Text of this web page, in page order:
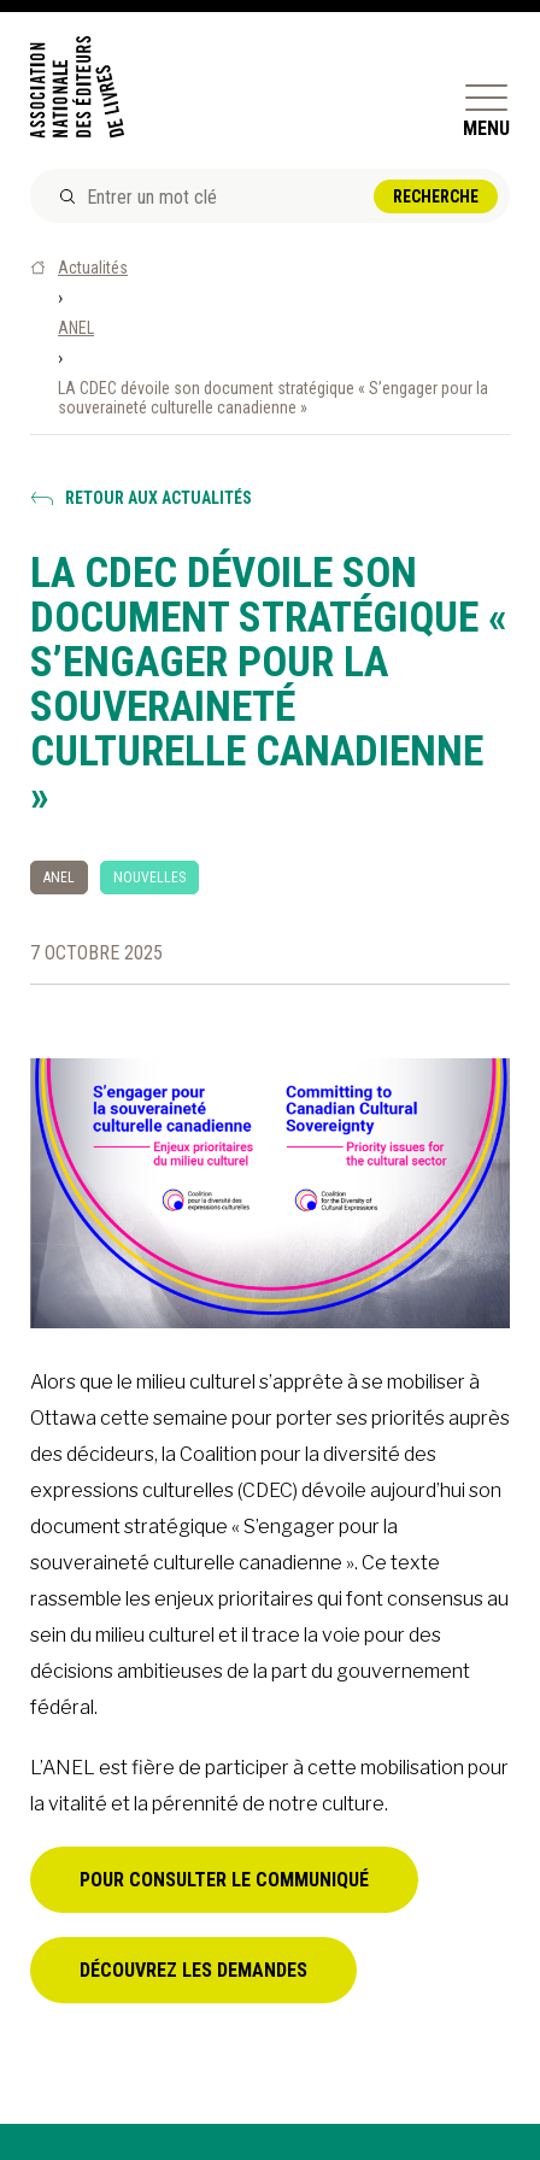
MENU
DOSSIERS ET ENJEUX
ÊTRE ÉDITEUR·TRICE
PERFECTIONNEMENT
ET SERVICES AUX MEMBRES
À LA POINTE DE LA PROFESSION
À PROPOS DEVENIR MEMBRE
Actualités
›
ANEL
›
LA CDEC dévoile son document stratégique « S’engager pour la
souveraineté culturelle canadienne »
RETOUR AUX ACTUALITÉS
LA CDEC DÉVOILE SON
DOCUMENT STRATÉGIQUE «
S’ENGAGER POUR LA
SOUVERAINETÉ
CULTURELLE CANADIENNE
»
ANEL NOUVELLES
7 OCTOBRE 2025
Alors que le milieu culturel s’apprête à se mobiliser à
Ottawa cette semaine pour porter ses priorités auprès
des décideurs, la Coalition pour la diversité des
expressions culturelles (CDEC) dévoile aujourd’hui son
document stratégique « S’engager pour la
souveraineté culturelle canadienne ». Ce texte
rassemble les enjeux prioritaires qui font consensus au
sein du milieu culturel et il trace la voie pour des
décisions ambitieuses de la part du gouvernement
fédéral.
L’ANEL est fière de participer à cette mobilisation pour
la vitalité et la pérennité de notre culture.
POUR CONSULTER LE COMMUNIQUÉ
DÉCOUVREZ LES DEMANDES